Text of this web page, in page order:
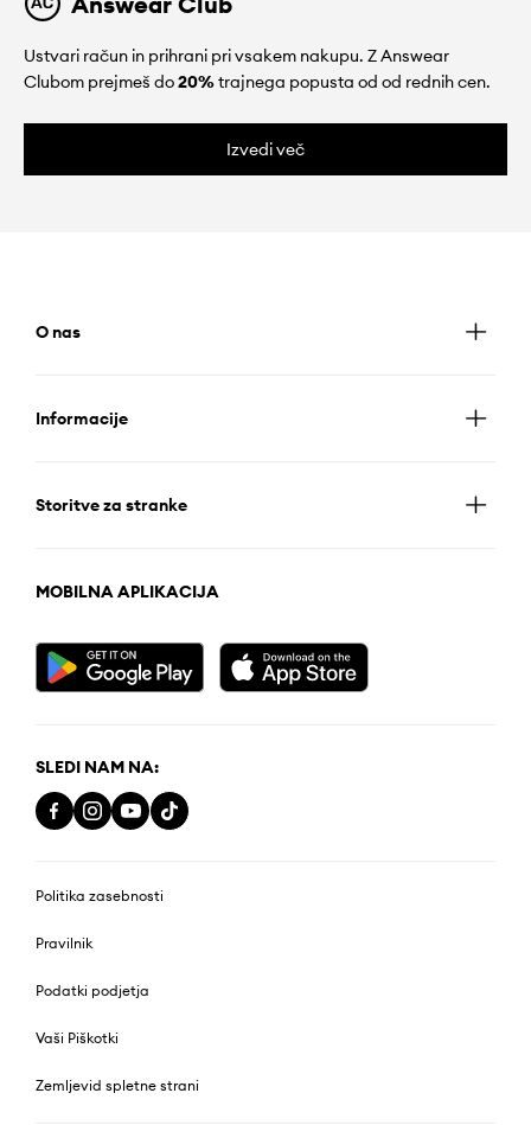
Ustvari račun in prihrani pri vsakem nakupu. Z Answear
Clubom prejmeš do20%trajnega popusta od od rednih cen.
Izvedi več
O nas
Informacije
Storitve za stranke
MOBILNA APLIKACIJA
SLEDI NAM NA:
Politika zasebnosti
Pravilnik
Podatki podjetja
Vaši Piškotki
Zemljevid spletne strani